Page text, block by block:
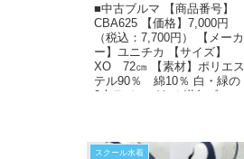
■中古ブルマ 【商品番号】
CBA625 【価格】7,000円
（税込：7,700円） 【メーカ
ー】ユニチカ 【サイズ】
XO 72㎝ 【素材】ポリエス
テル90％ 綿10％ 白・緑の
2本ラインがある紺色ブルマ
スクール水着